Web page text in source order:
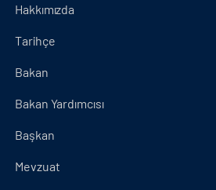
Hakkımızda
Tarihçe
Bakan
Bakan Yardımcısı
Başkan
Mevzuat